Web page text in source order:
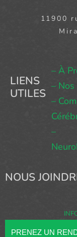
LIENS
UTILES
– À
– Nos
–
–
11900
NOUS
PRENEZ UN